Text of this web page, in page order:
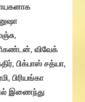
விவேக்
பிக்பாஸ் சத்யா,
பிரியங்கா
இணைந்து